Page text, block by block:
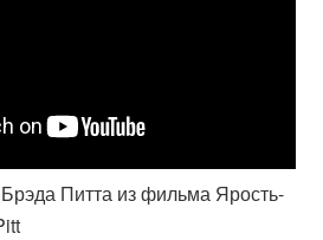
Брэда Питта из фильма Ярость-